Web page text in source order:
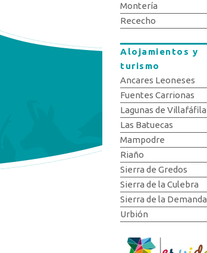
Montería
Rececho
Alojamientos y
turismo
Ancares Leoneses
Fuentes Carrionas
Lagunas de Villafáfila
Las Batuecas
Mampodre
Riaño
Sierra de Gredos
Sierra de la Culebra
Sierra de la Demanda
Urbión